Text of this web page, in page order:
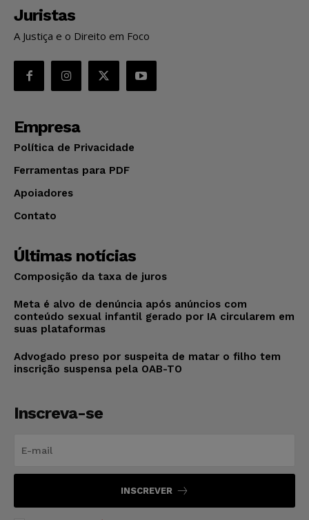
Juristas
A Justiça e o Direito em Foco
Empresa
Política de Privacidade
Ferramentas para PDF
Apoiadores
Contato
Últimas notícias
Composição da taxa de juros
Meta é alvo de denúncia após anúncios com
conteúdo sexual infantil gerado por IA circularem em
suas plataformas
Advogado preso por suspeita de matar o filho tem
inscrição suspensa pela OAB-TO
Inscreva-se
INSCREVER